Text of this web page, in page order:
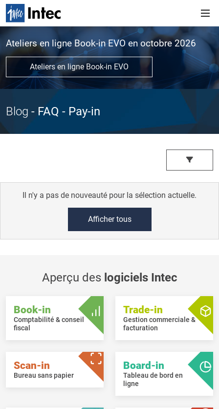
Ateliers en ligne Book-in EVO en octobre 2026
Ateliers en ligne Book-in EVO
Blog - FAQ - Pay-in
Il n'y a pas de nouveauté pour la sélection actuelle.
Afficher tous
Aperçu des logiciels Intec
Book-in
Comptabilité & conseil
fiscal
Trade-in
Gestion commerciale &
facturation
Scan-in
Bureau sans papier
Board-in
Tableau de bord en
ligne